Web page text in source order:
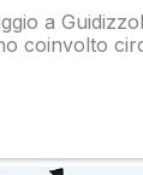
a
coinvolto